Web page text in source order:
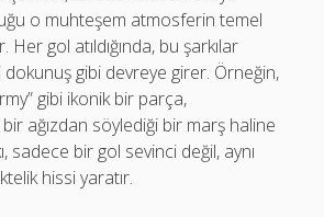
o muhteşem atmosferin temel
Her gol atıldığında, bu şarkılar
gibi devreye girer. Örneğin,
gibi ikonik bir parça,
ağızdan söylediği bir marş haline
sadece bir gol sevinci değil, aynı
hissi yaratır.